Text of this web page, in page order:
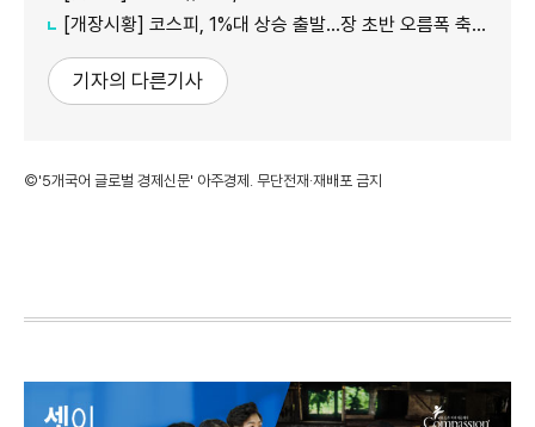
[개장시황] 코스피, 1%대 상승 출발…장 초반 오름폭 축소
기자의 다른기사
©'5개국어 글로벌 경제신문' 아주경제. 무단전재·재배포 금지